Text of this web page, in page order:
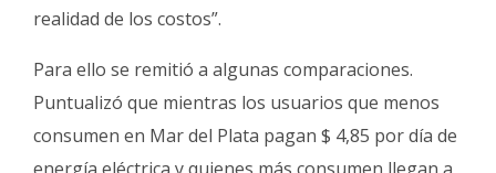
realidad de los costos”.
Para ello se remitió a algunas comparaciones.
Puntualizó que mientras los usuarios que menos
consumen en Mar del Plata pagan $ 4,85 por día de